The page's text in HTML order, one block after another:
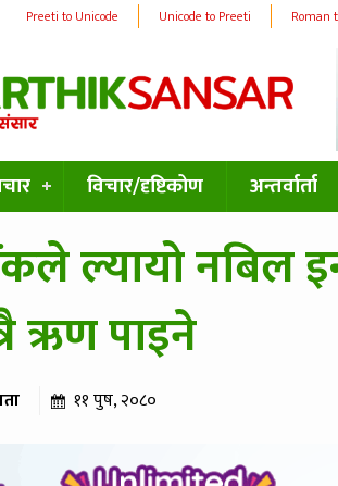
Preeti to Unicode Unicode to Preeti Roman
विचार/दृष्टिकोण अन्तर्वार्ता
ल्यायो नबिल
ऋण पाइने
११ पुष, २०८०